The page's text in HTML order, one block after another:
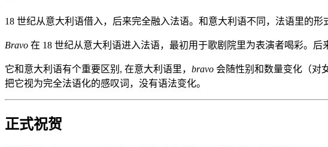
18 世纪从意大利语借入，后来完全融入法语。和意大利语不同，法语里的形
Bravo 在 18 世纪从意大利语进入法语，最初用于歌剧院里为表演者喝彩。后
它和意大利语有个重要区别, 在意大利语里， bravo 会随性别和数量变化（对
把它视为完全法语化的感叹词，没有语法变化。
正式祝贺